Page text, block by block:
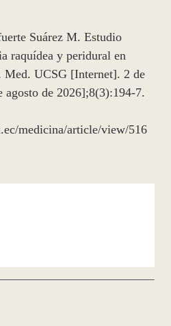
Suárez M. Estudio
raquídea y peridural en
Med. UCSG [Internet]. 2 de
agosto de 2026];8(3):194-7.
medicina/article/view/516